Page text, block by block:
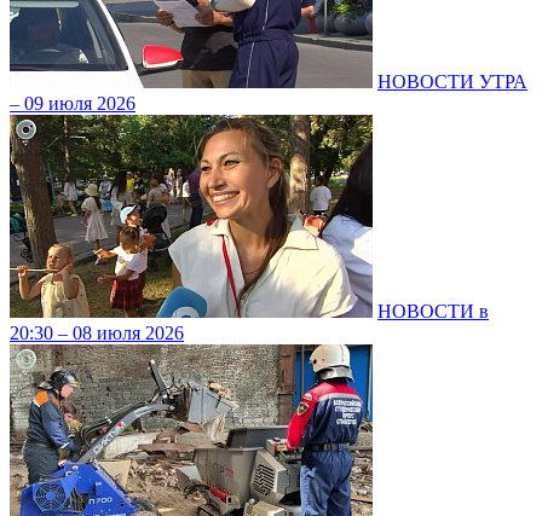
НОВОСТИ УТРА
– 09 июля 2026
НОВОСТИ в
20:30 – 08 июля 2026